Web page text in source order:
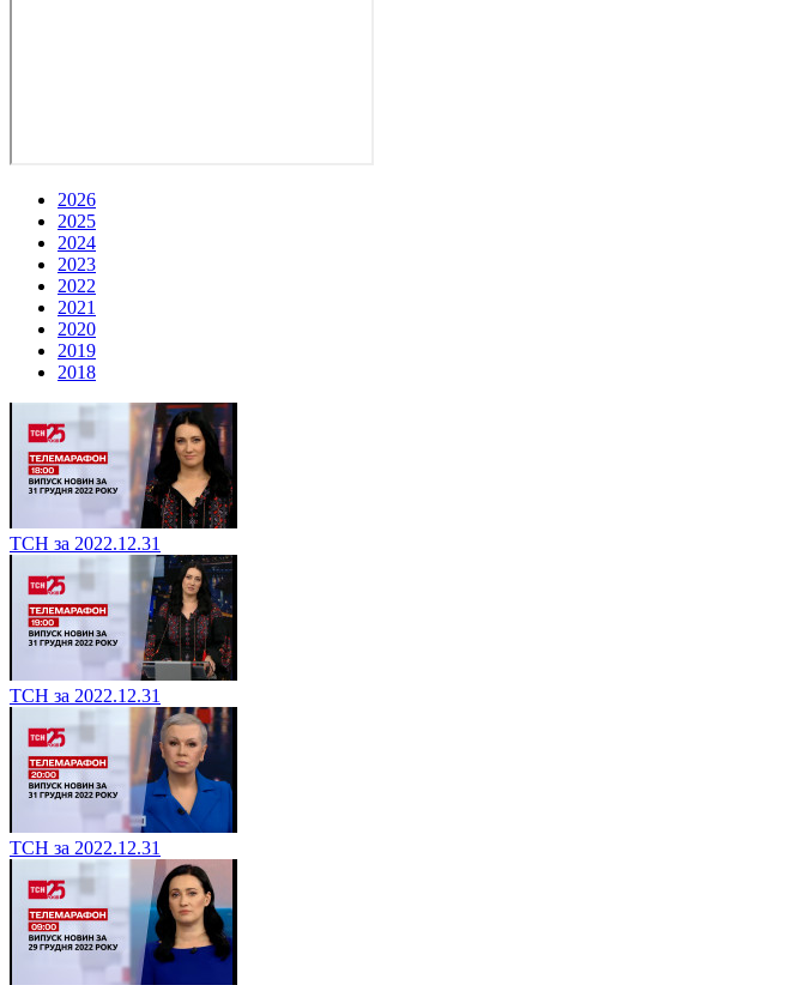
2026
2025
2024
2023
2022
2021
2020
2019
2018
ТСН за 2022.12.31
ТСН за 2022.12.31
ТСН за 2022.12.31